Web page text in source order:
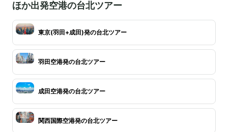
ほか出発空港の台北ツアー
東京(羽田+成田)発の台北ツアー
羽田空港発の台北ツアー
成田空港発の台北ツアー
関西国際空港発の台北ツアー